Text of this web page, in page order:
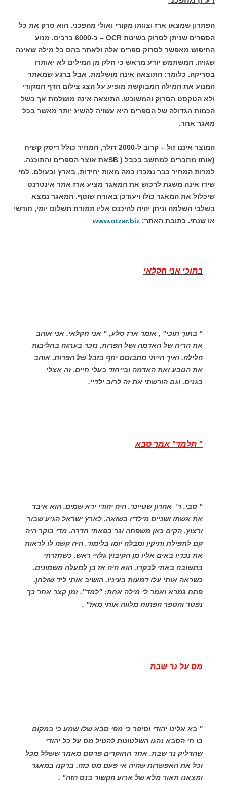
הפתרון שמצאו ארז וצוותו מקורי ואולי מהפכני. הוא סרק את כל
הספרים שניתן לסרוק בשיטת OCR – כ-6000 כרכים. מנוע
החיפוש מאפשר לסרוק ספרים אלה ולאתר בהם כל מילה שאינה
שגויה. המשתמש יודע מראש כי חלק מן המילים לא יאותרו
בסריקה. כלומר: התוצאה אינה מושלמת. אבל ברגע שמאתר
המנוע את המילה המבוקשת מופיע על הצג צילום הדף המקורי
ולא הטקסט הסרוק והמשובש. התוצאה אינה מושלמת אך בשל
הכמות הגדולה של הספרים היא עשויה להשיג יותר מאשר בכל
מאגר אחר.
המוצר איננו זול – קרוב ל-2000 דולר, המחיר כולל דיסק קשיח
(אותו מחברים למחשב בכבל ( SBאת אוצר הספרים והתוכנה.
למרות המחיר כבר נמכרו כמה מאות יחידות, בארץ ובעולם. למי
שידו אינה משגת לרכוש את המאגר מציע ארז אתר אינטרנט
שיכלול את המאגר כולו ויעודכן באורח שוטף. המאגר נמצא
בשלבי השלמה וניתן יהיה להיכנס אליו תמורת תשלום יומי, חודשי
או שנתי. כתובת האתר: www.otzar.biz
בתוכי אני חקלאי
" בתוך תוכי" , אומר ארז סלע, " אני חקלאי. אני אוהב
את הריח של האדמה ושל הפרות, נזכר בערגה בחליבות
הלילה, ואיך הייתי מתבוסס יחף בזבל של הפרות. אוהב
את הטבע ואת האדמה ובייחוד בעלי חיים. זה אצלי
בגנים, וגם הורשתי את זה לרוב ילדיי.
" תלמד" אמר סבא
" סבי, ר' אהרון שטיינר, היה יהודי ירא שמים. הוא איבד
את אשתו ושניים מילדיו בשואה. לארץ ישראל הגיע שבור
ורצוץ. הקים כאן משפחה וגר בפאתי חדרה. מדי בוקר היה
קם לתפילת ותיקין ומבלה יומו בלימוד. היה קשה לו לראות
את נכדיו באים אליו מן הקיבוץ גלויי ראש. כשחזרתי
בתשובה באתי לבקרו. הוא היה אז בן למעלה משמונים.
כשראה אותי עלו דמעות בעיניו, הושיב אותי ליד שולחן,
פתח גמרא ואמר לי מילה אחת: "למד". זמן קצר אחר כך
נפטר והספר הפתוח מלווה אותי מאז" .
מס על נר שבת
" בא אלינו יהודי וסיפר כי מפי סבא שלו שמע כי במקום
בו חי הסבא נהגו השלטונות להטיל מס על כל יהודי
שהדליק נר שבת. אחד החוקרים פרסם מאמר ששלל מכל
וכל את האפשרות שהיה אי פעם מס כזה. בדקנו במאגר
ומצאנו תאור מלא של ארוע הקשור בנס הזה" .